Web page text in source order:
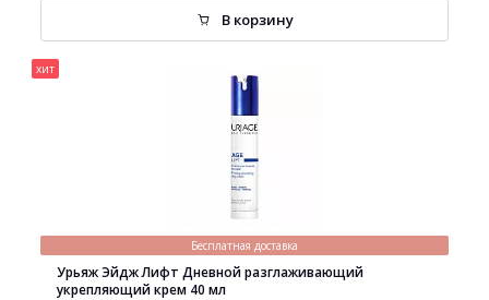
В корзину
хит
Бесплатная доставка
Урьяж Эйдж Лифт Дневной разглаживающий
укрепляющий крем 40 мл